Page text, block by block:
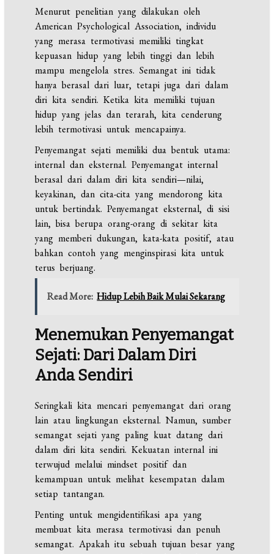
Menurut penelitian yang dilakukan oleh
American Psychological Association, individu
yang merasa termotivasi memiliki tingkat
kepuasan hidup yang lebih tinggi dan lebih
mampu mengelola stres. Semangat ini tidak
hanya berasal dari luar, tetapi juga dari dalam
diri kita sendiri. Ketika kita memiliki tujuan
hidup yang jelas dan terarah, kita cenderung
lebih termotivasi untuk mencapainya.
Penyemangat sejati memiliki dua bentuk utama:
internal dan eksternal. Penyemangat internal
berasal dari dalam diri kita sendiri—nilai,
keyakinan, dan cita-cita yang mendorong kita
untuk bertindak. Penyemangat eksternal, di sisi
lain, bisa berupa orang-orang di sekitar kita
yang memberi dukungan, kata-kata positif, atau
bahkan contoh yang menginspirasi kita untuk
terus berjuang.
Read More: Hidup Lebih Baik Mulai Sekarang
Menemukan Penyemangat
Sejati: Dari Dalam Diri
Anda Sendiri
Seringkali kita mencari penyemangat dari orang
lain atau lingkungan eksternal. Namun, sumber
semangat sejati yang paling kuat datang dari
dalam diri kita sendiri. Kekuatan internal ini
terwujud melalui mindset positif dan
kemampuan untuk melihat kesempatan dalam
setiap tantangan.
Penting untuk mengidentifikasi apa yang
membuat kita merasa termotivasi dan penuh
semangat. Apakah itu sebuah tujuan besar yang